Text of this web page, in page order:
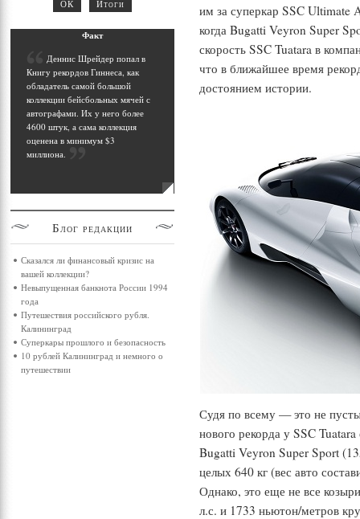
им за суперкар SSC Ultimate
когда Bugatti Veyron Super
скорость SSC Tuatara в
что в ближайшее время
достоянием истории.
Судя по всему — это не
нового рекорда у SSC
Bugatti Veyron Super Sport
целых 640 кг (вес авто
Однако, это еще не все
л.с. и 1733 ньютон/метров
Факт
Деннис Шрейдер попал в
Книгу рекордов Гиннеса, как
обладатель самой большой
коллекции бейсбольных мячей с
автографами. Их у него более
4600 штук, а сама коллекция
оценена в минимум $3
миллиона.
Блог редакции
Сказался ли финансовый кризис на
вашей коллекции?
Невыпущенная банкнота России 1994
года
Путешествия российского рубля.
Калининград
Суперкары прошлого и безопасность
10 рублей Калининград и немного о
путешествии